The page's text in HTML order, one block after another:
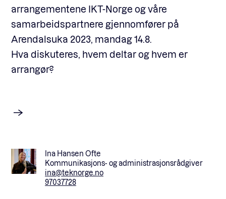
arrangementene IKT-Norge og våre
samarbeidspartnere gjennomfører på
Arendalsuka 2023, mandag 14.8.
Hva diskuteres, hvem deltar og hvem er
arrangør?
Ina Hansen Ofte
Kommunikasjons- og administrasjonsrådgiver
ina@teknorge.no
97037728